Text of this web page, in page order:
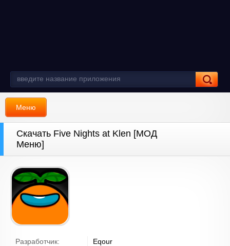
Меню
Скачать Five Nights at Klen [МОД
Меню]
Разработчик:
Eqour